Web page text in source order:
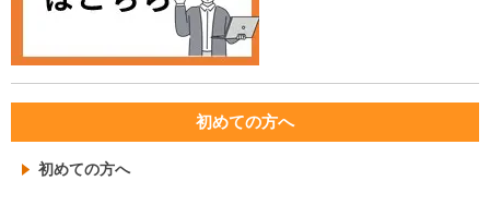
初めての方へ
初めての方へ